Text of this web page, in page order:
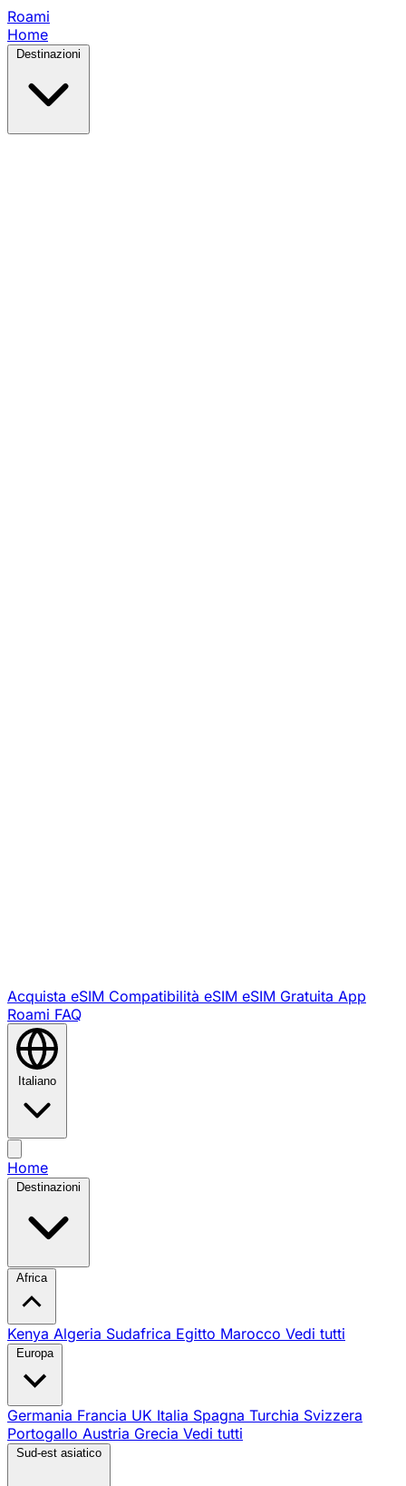
Roami
Home
Destinazioni
Acquista eSIM Compatibilità eSIM eSIM Gratuita App
Roami FAQ
Italiano
Home
Destinazioni
Africa
Kenya Algeria Sudafrica Egitto Marocco Vedi tutti
Europa
Germania Francia UK Italia Spagna Turchia Svizzera
Portogallo Austria Grecia Vedi tutti
Sud-est asiatico